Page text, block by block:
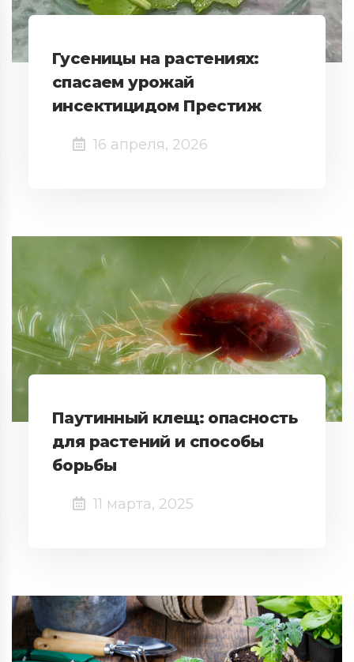
Гусеницы на растениях:
спасаем урожай
инсектицидом Престиж
16 апреля, 2026
Паутинный клещ: опасность
для растений и способы
борьбы
11 марта, 2025